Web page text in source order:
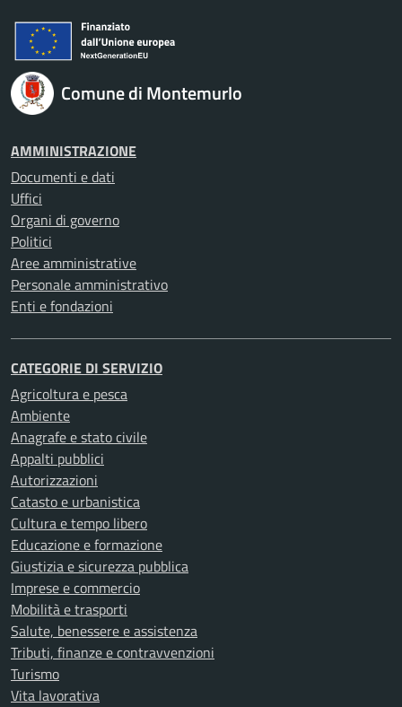
Comune di Montemurlo
AMMINISTRAZIONE
Documenti e dati
Uffici
Organi di governo
Politici
Aree amministrative
Personale amministrativo
Enti e fondazioni
CATEGORIE DI SERVIZIO
Agricoltura e pesca
Ambiente
Anagrafe e stato civile
Appalti pubblici
Autorizzazioni
Catasto e urbanistica
Cultura e tempo libero
Educazione e formazione
Giustizia e sicurezza pubblica
Imprese e commercio
Mobilità e trasporti
Salute, benessere e assistenza
Tributi, finanze e contravvenzioni
Turismo
Vita lavorativa